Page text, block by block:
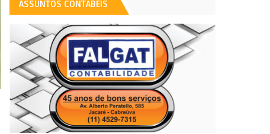
ASSUNTOS CONTÁBEIS